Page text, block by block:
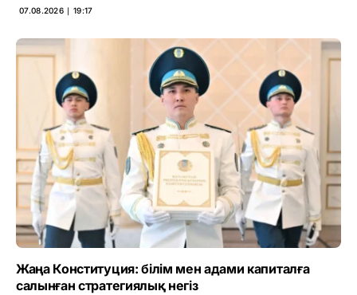
07.08.2026 ∣ 19:17
Жаңа Конституция: білім мен адами капиталға
салынған стратегиялық негіз